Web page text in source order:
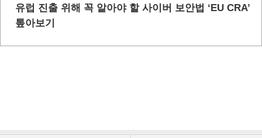
유럽 진출 위해 꼭 알아야 할 사이버 보안법 ‘EU CRA’
톺아보기